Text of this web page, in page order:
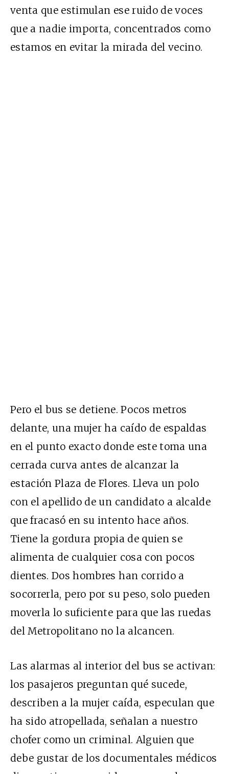
venta que estimulan ese ruido de voces
que a nadie importa, concentrados como
estamos en evitar la mirada del vecino.
Pero el bus se detiene. Pocos metros
delante, una mujer ha caído de espaldas
en el punto exacto donde este toma una
cerrada curva antes de alcanzar la
estación Plaza de Flores. Lleva un polo
con el apellido de un candidato a alcalde
que fracasó en su intento hace años.
Tiene la gordura propia de quien se
alimenta de cualquier cosa con pocos
dientes. Dos hombres han corrido a
socorrerla, pero por su peso, solo pueden
moverla lo suficiente para que las ruedas
del Metropolitano no la alcancen.
Las alarmas al interior del bus se activan:
los pasajeros preguntan qué sucede,
describen a la mujer caída, especulan que
ha sido atropellada, señalan a nuestro
chofer como un criminal. Alguien que
debe gustar de los documentales médicos